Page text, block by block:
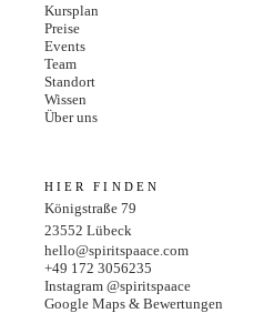
Kursplan
Preise
Events
Team
Standort
Wissen
Über uns
HIER FINDEN
Königstraße 79
23552 Lübeck
hello@spiritspaace.com
+49 172 3056235
Instagram @spiritspaace
Google Maps & Bewertungen